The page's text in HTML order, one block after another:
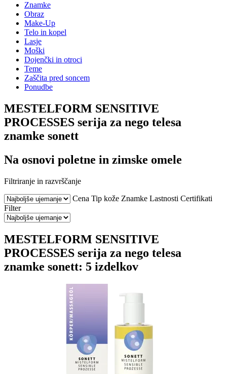
Znamke
Obraz
Make-Up
Telo in kopel
Lasje
Moški
Dojenčki in otroci
Teme
Zaščita pred soncem
Ponudbe
MESTELFORM SENSITIVE
PROCESSES serija za nego telesa
znamke sonett
Na osnovi poletne in zimske omele
Filtriranje in razvrščanje
Cena Tip kože Znamke Lastnosti Certifikati
Filter
MESTELFORM SENSITIVE
PROCESSES serija za nego telesa
znamke sonett: 5 izdelkov